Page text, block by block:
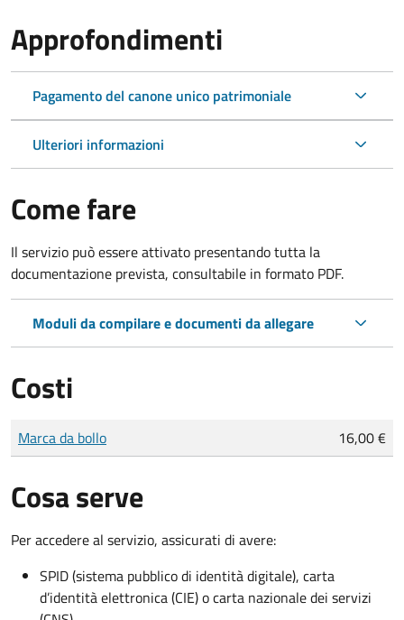
Approfondimenti
Pagamento del canone unico patrimoniale
Ulteriori informazioni
Come fare
Il servizio può essere attivato presentando tutta la
documentazione prevista, consultabile in formato PDF.
Moduli da compilare e documenti da allegare
Costi
Tipo di pagamento
Importo
Marca da bollo 16,00 €
Cosa serve
Per accedere al servizio, assicurati di avere:
SPID (sistema pubblico di identità digitale), carta
d’identità elettronica (CIE) o carta nazionale dei servizi